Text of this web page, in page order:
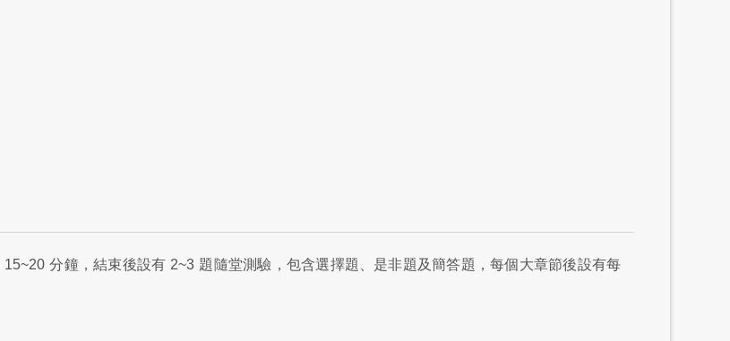
15~20 分鐘，結束後設有 2~3 題隨堂測驗，包含選擇題、是非題及簡答題，每個大章節後設有每